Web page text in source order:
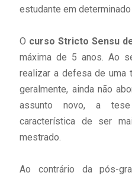
estudante em
O curso Stricto Sensu
máxima de 5 anos. Ao
realizar a defesa de uma
geralmente, ainda não
assunto novo, a
característica de ser
mestrado.
Ao contrário da pós-